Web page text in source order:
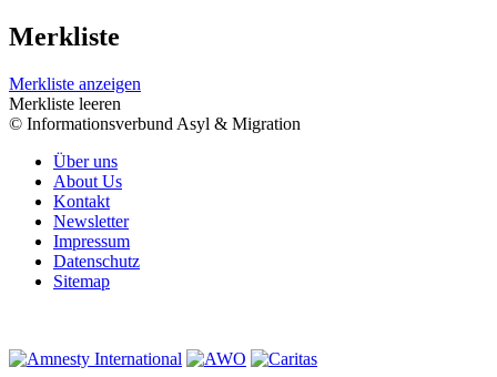
Merkliste
Merkliste anzeigen
Merkliste leeren
© Informationsverbund Asyl & Migration
Über uns
About Us
Kontakt
Newsletter
Impressum
Datenschutz
Sitemap